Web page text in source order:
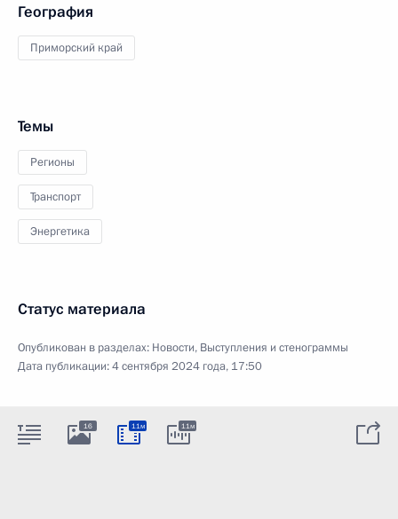
География
Приморский край
Темы
Регионы
Транспорт
Энергетика
Статус материала
Опубликован в разделах: Новости, Выступления и стенограммы
Дата публикации:4 сентября 2024 года, 17:50
16 11м 11м